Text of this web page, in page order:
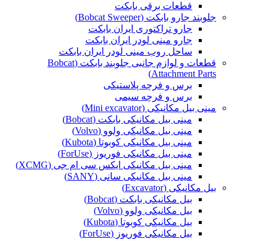
قطعات برقی بابکت
جلوبند جارو بابکت (Bobcat Sweeper)
جارو تراکتوری ایران بابکت
جارو مینی لودر ایران بابکت
ساحل روب مینی لودر ایران بابکت
قطعات و لوازم جانبی جلوبند بابکت (Bobcat
Attachment Parts)
برس و فرچه پلاستیکی
برس و فرچه سیمی
مینی بیل مکانیکی (Mini excavator)
مینی بیل مکانیکی بابکت (Bobcat)
مینی بیل مکانیکی ولوو (Volvo)
مینی بیل مکانیکی کوبوتا (Kubota)
مینی بیل مکانیکی فوریوز (ForUse)
مینی بیل مکانیکی ایکس سی ام جی (XCMG)
مینی بیل مکانیکی سانی (SANY)
بیل مکانیکی (Excavator)
بیل مکانیکی بابکت (Bobcat)
بیل مکانیکی ولوو (Volvo)
بیل مکانیکی کوبوتا (Kubota)
بیل مکانیکی فوریوز (ForUse)